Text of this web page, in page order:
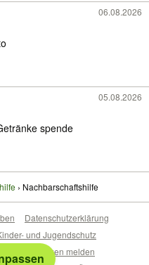
06.08.2026
05.08.2026
spende
Nachbarschaftshilfe
Datenschutzerklärung
und Jugendschutz
Sicherheitslücken melden